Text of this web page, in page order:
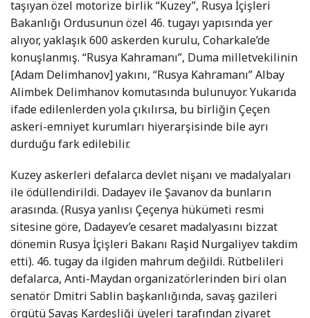
taşıyan özel motorize birlik “Kuzey”, Rusya İçişleri
Bakanlığı Ordusunun özel 46. tugayı yapısında yer
alıyor, yaklaşık 600 askerden kurulu, Coharkale’de
konuşlanmış. “Rusya Kahramanı”, Duma milletvekilinin
[Adam Delimhanov] yakını, “Rusya Kahramanı” Albay
Alimbek Delimhanov komutasında bulunuyor. Yukarıda
ifade edilenlerden yola çıkılırsa, bu birliğin Çeçen
askeri-emniyet kurumları hiyerarşisinde bile ayrı
durduğu fark edilebilir.
Kuzey askerleri defalarca devlet nişanı ve madalyaları
ile ödüllendirildi. Dadayev ile Şavanov da bunların
arasında. (Rusya yanlısı Çeçenya hükümeti resmi
sitesine göre, Dadayev’e cesaret madalyasını bizzat
dönemin Rusya İçişleri Bakanı Raşid Nurgaliyev takdim
etti). 46. tugay da ilgiden mahrum değildi. Rütbelileri
defalarca, Anti-Maydan organizatörlerinden biri olan
senatör Dmitri Sablin başkanlığında, savaş gazileri
örgütü Savaş Kardeşliği üyeleri tarafından ziyaret